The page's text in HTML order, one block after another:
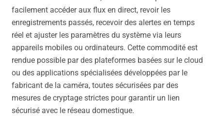
facilement accéder aux flux en direct, revoir les
enregistrements passés, recevoir des alertes en temps
réel et ajuster les paramètres du système via leurs
appareils mobiles ou ordinateurs. Cette commodité est
rendue possible par des plateformes basées sur le cloud
ou des applications spécialisées développées par le
fabricant de la caméra, toutes sécurisées par des
mesures de cryptage strictes pour garantir un lien
sécurisé avec le réseau domestique.